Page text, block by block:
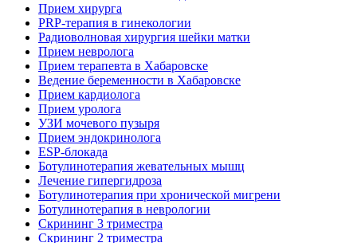
Прием хирурга
PRP-терапия в гинекологии
Радиоволновая хирургия шейки матки
Прием невролога
Прием терапевта в Хабаровске
Ведение беременности в Хабаровске
Прием кардиолога
Прием уролога
УЗИ мочевого пузыря
Прием эндокринолога
ESP-блокада
Ботулинотерапия жевательных мышц
Лечение гипергидроза
Ботулинотерапия при хронической мигрени
Ботулинотерапия в неврологии
Скрининг 3 триместра
Скрининг 2 триместра